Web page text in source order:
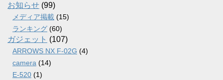
ブ
お知らせ (99)
メディア掲載 (15)
ランキング (60)
ガジェット (107)
ARROWS NX F-02G (4)
camera (14)
E-520 (1)